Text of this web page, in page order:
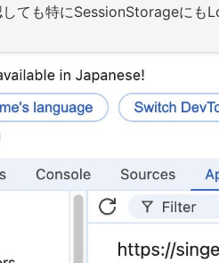
ても特にSessionStorageにも